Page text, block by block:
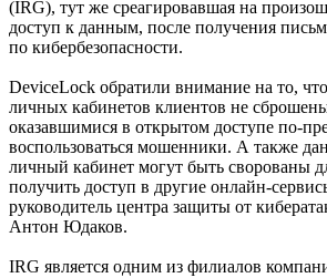
(IRG), тут же среагировавшая на
доступ к данным, после получения
по кибербезопасности.
DeviceLock обратили внимание на то,
личных кабинетов клиентов не
оказавшимися в открытом доступе по-
воспользоваться мошенники. А также
личный кабинет могут быть сворованы
получить доступ в другие онлайн-
руководитель центра защиты от
Антон Юдаков.
IRG является одним из филиалов